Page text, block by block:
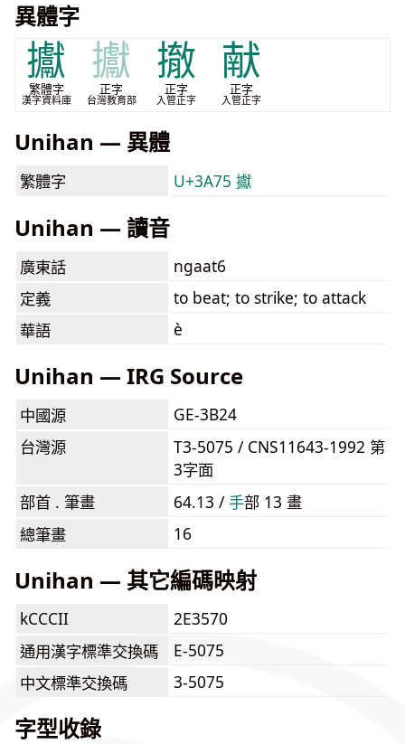
異體字
㩵
繁體字
漢字資料庫
㩵
正字
台灣教育部
撤
正字
入管正字
献
正字
入管正字
Unihan — 異體
繁體字 U+3A75 㩵
Unihan — 讀音
廣東話
ngaat6
定義
to beat; to strike; to attack
華語
è
Unihan — IRG Source
中國源
GE-3B24
台灣源
T3-5075 / CNS11643-1992 第
3字面
部首 . 筆畫
64.13 /⼿部 13 畫
總筆畫
16
Unihan — 其它編碼映射
kCCCII
2E3570
通用漢字標準交換碼
E-5075
中文標準交換碼
3-5075
字型收錄